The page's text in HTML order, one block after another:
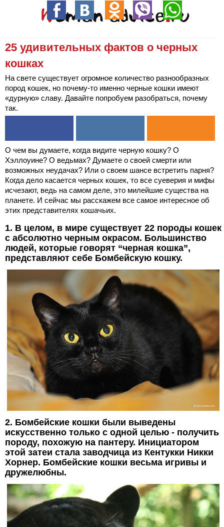
25 удивительных фактов о черных
кошках
На свете существует огромное количество разнообразных
пород кошек, но почему-то именно черные кошки имеют
«дурную» славу. Давайте попробуем разобраться, почему
так.
О чем вы думаете, когда видите черную кошку? О
Хэллоуине? О ведьмах? Думаете о своей смерти или
возможных неудачах? Или о своем шансе встретить парня?
Когда дело касается черных кошек, то все суеверия и мифы
исчезают, ведь на самом деле, это милейшие существа на
планете. И сейчас мы расскажем все самое интересное об
этих представителях кошачьих.
1. В целом, в мире существует 22 породы кошек
с абсолютно черным окрасом. Большинство
людей, которые говорят “черная кошка”,
представляют себе Бомбейскую кошку.
2. Бомбейские кошки были выведены
искусственно только с одной целью - получить
породу, похожую на пантеру. Инициатором
этой затеи стала заводчица из Кентукки Никки
Хорнер. Бомбейские кошки весьма игривы и
дружелюбны.